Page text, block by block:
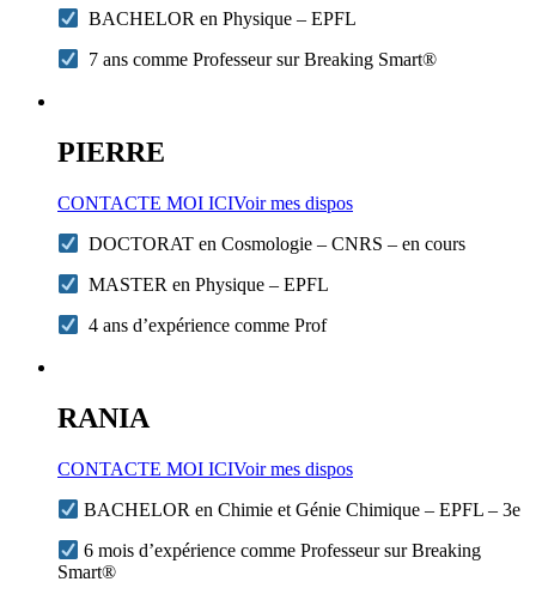
BACHELOR en Physique – EPFL
7 ans comme Professeur sur Breaking Smart®
PIERRE
CONTACTE MOI ICIVoir mes dispos
DOCTORAT en Cosmologie – CNRS – en cours
MASTER en Physique – EPFL
4 ans d’expérience comme Prof
RANIA
CONTACTE MOI ICIVoir mes dispos
BACHELOR en Chimie et Génie Chimique – EPFL – 3e
6 mois d’expérience comme Professeur sur Breaking
Smart®